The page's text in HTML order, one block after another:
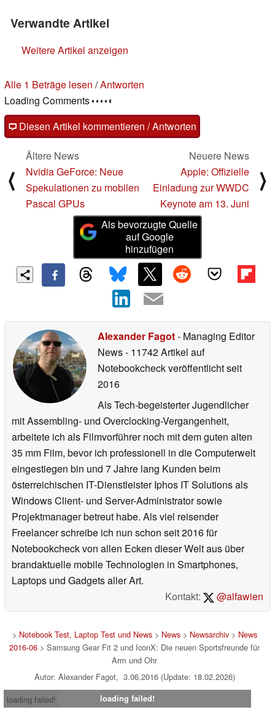
Verwandte Artikel
Weitere Artikel anzeigen
Alle 1 Beträge lesen /Antworten
Loading Comments
Diesen Artikel kommentieren / Antworten
⟨
Ältere News
Nvidia GeForce: Neue
Spekulationen zu mobilen
Pascal GPUs
Neuere News
Apple: Offizielle
Einladung zur WWDC
Keynote am 13. Juni
⟩
Als bevorzugte Quelle
auf Google
hinzufügen
Alexander Fagot- Managing Editor
News- 11742 Artikel auf
Notebookcheck veröffentlichtseit
2016
Als Tech-begeisterter Jugendlicher
mit Assembling- und Overclocking-Vergangenheit,
arbeitete ich als Filmvorführer noch mit dem guten alten
35 mm Film, bevor ich professionell in die Computerwelt
eingestiegen bin und 7 Jahre lang Kunden beim
österreichischen IT-Dienstleister Iphos IT Solutions als
Windows Client- und Server-Administrator sowie
Projektmanager betreut habe. Als viel reisender
Freelancer schreibe ich nun schon seit 2016 für
Notebookcheck von allen Ecken dieser Welt aus über
brandaktuelle mobile Technologien in Smartphones,
Laptops und Gadgets aller Art.
Kontakt:
@alfawien
> Notebook Test, Laptop Test und News> News> Newsarchiv> News
2016-06 > Samsung Gear Fit 2 und IconX: Die neuen Sportsfreunde für
Arm und Ohr
Autor: Alexander Fagot, 3.06.2016 (Update: 18.02.2026)
loading failed!
loading failed!